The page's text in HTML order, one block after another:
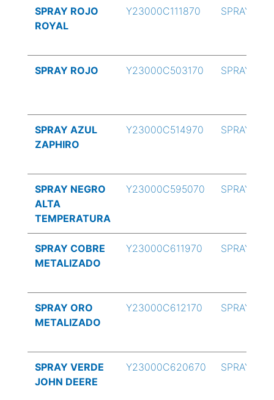
SPRAY ROJO
ROYAL
Y23000C111870 SPRAY
SPRAY ROJO Y23000C503170 SPRAY
SPRAY AZUL
ZAPHIRO
Y23000C514970 SPRAY
SPRAY NEGRO
ALTA
TEMPERATURA
Y23000C595070 SPRAY
SPRAY COBRE
METALIZADO
Y23000C611970 SPRAY
SPRAY ORO
METALIZADO
Y23000C612170 SPRAY
SPRAY VERDE
JOHN DEERE
Y23000C620670 SPRAY